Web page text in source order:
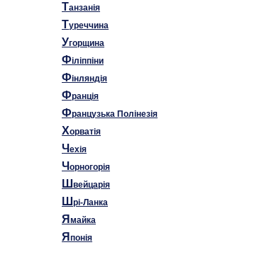
Танзанія
Туреччина
Угорщина
Філіппіни
Фінляндія
Франція
Французька Полінезія
Хорватія
Ч ехія
Ч орногорія
Ш вейцарія
Ш рі-Ланка
Я майка
Я понія